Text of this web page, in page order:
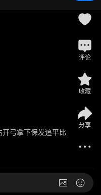
弓拿下保发追平比
评论
收藏
分享